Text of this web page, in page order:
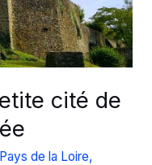
cité de
Pays de la Loire,